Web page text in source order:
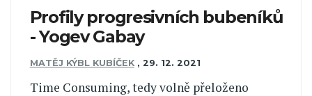
Profily progresivních bubeníků
- Yogev Gabay
MATĚJ KÝBL KUBÍČEK , 29. 12. 2021
Time Consuming, tedy volně přeloženo